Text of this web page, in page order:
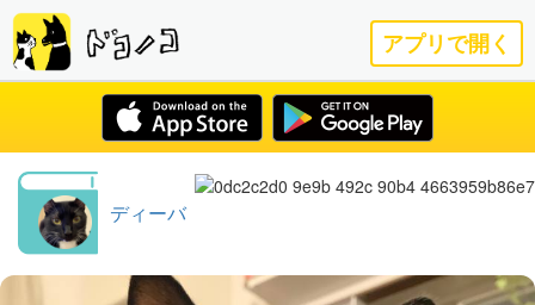
アプリで開く
ディーバ